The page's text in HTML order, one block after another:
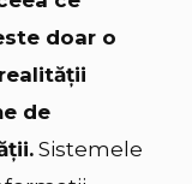
doar o
de
Sistemele